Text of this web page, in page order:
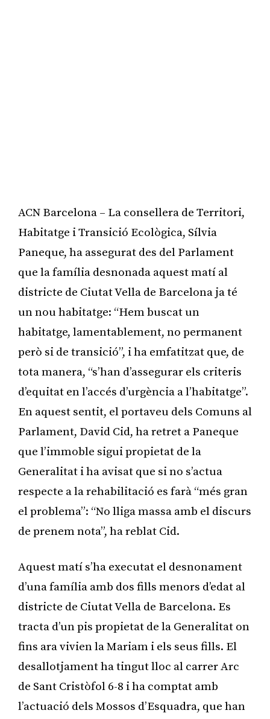
ACN Barcelona – La consellera de Territori,
Habitatge i Transició Ecològica, Sílvia
Paneque, ha assegurat des del Parlament
que la família desnonada aquest matí al
districte de Ciutat Vella de Barcelona ja té
un nou habitatge: “Hem buscat un
habitatge, lamentablement, no permanent
però si de transició”, i ha emfatitzat que, de
tota manera, “s’han d’assegurar els criteris
d’equitat en l’accés d’urgència a l’habitatge”.
En aquest sentit, el portaveu dels Comuns al
Parlament, David Cid, ha retret a Paneque
que l’immoble sigui propietat de la
Generalitat i ha avisat que si no s’actua
respecte a la rehabilitació es farà “més gran
el problema”: “No lliga massa amb el discurs
de prenem nota”, ha reblat Cid.
Aquest matí s’ha executat el desnonament
d’una família amb dos fills menors d’edat al
districte de Ciutat Vella de Barcelona. Es
tracta d’un pis propietat de la Generalitat on
fins ara vivien la Mariam i els seus fills. El
desallotjament ha tingut lloc al carrer Arc
de Sant Cristòfol 6-8 i ha comptat amb
l’actuació dels Mossos d’Esquadra, que han